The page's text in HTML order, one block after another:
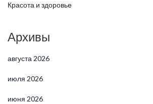
Красота и здоровье
Архивы
августа 2026
июля 2026
июня 2026